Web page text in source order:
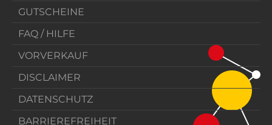
GUTSCHEINE
FAQ / HILFE
VORVERKAUF
DISCLAIMER
DATENSCHUTZ
BARRIEREFREIHEIT